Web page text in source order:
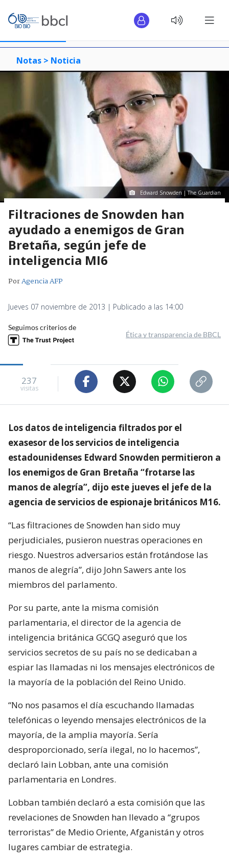
Notas > Noticia
Edward Snowden | The Guardian
Filtraciones de Snowden han
ayudado a enemigos de Gran
Bretaña, según jefe de
inteligencia MI6
PorAgencia AFP
Jueves 07 noviembre de 2013 | Publicado a las 14:00
Seguimos criterios de
Ética y transparencia de BBCL
237
visitas
Los datos de inteligencia filtrados por el
exasesor de los servicios de inteligencia
estadounidenses Edward Snowden permitieron a
los enemigos de Gran Bretaña “frotarse las
manos de alegría”, dijo este jueves el jefe de la
agencia de servicios de espionaje británicos M16.
“Las filtraciones de Snowden han sido muy
perjudiciales, pusieron nuestras operaciones en
riesgo. Nuestros adversarios están frotándose las
manos de alegría”, dijo John Sawers ante los
miembros del parlamento.
Por su parte, ante la misma comisión
parlamentaria, el director de la agencia de
inteligencia británica GCGQ aseguró que los
servicios secretos de su país no se dedicaban a
espiar las llamadas ni los mensajes electrónicos de
la mayoría de la población del Reino Unido.
“No nos pasamos el día escuchando llamadas
telefónicas o leyendo mensajes electrónicos de la
mayoría, de la amplia mayoría. Sería
desproporcionado, sería ilegal, no lo hacemos”,
declaró Iain Lobban, ante una comisión
parlamentaria en Londres.
Lobban también declaró a esta comisión que las
revelaciones de Snowden han llevado a “grupos
terroristas” de Medio Oriente, Afganistán y otros
lugares cambiar de estrategia.